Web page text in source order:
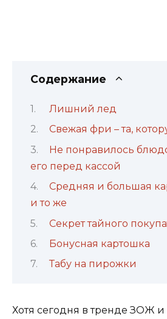
Содержание
Лишний лед
Свежая фри – та,
Не понравилось
его перед кассой
Средняя и большая
и то же
Секрет тайного
Бонусная картошка
Табу на пирожки
Хотя сегодня в тренде ЗОЖ